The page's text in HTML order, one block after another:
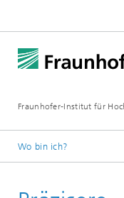
Fraunhofer-Institut für
Wo bin ich?